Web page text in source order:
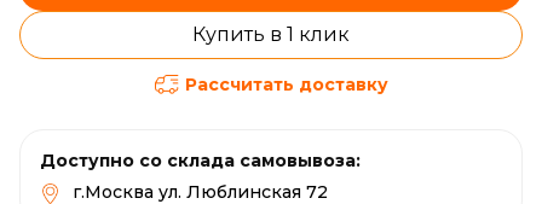
Купить в 1 клик
Рассчитать доставку
Доступно со склада самовывоза:
г.Москва ул. Люблинская 72